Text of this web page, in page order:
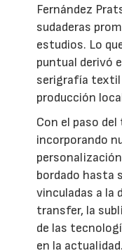
Fernández
sudaderas
estudios. Lo
puntual derivó
serigrafía textil
producción
Con el paso
incorporando
bordado hasta
vinculadas a la
transfer, la
de las
en la